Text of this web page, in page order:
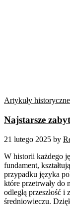
Artykuły historyczne
Najstarsze
21 lutego 2025 by
W historii każdego
fundament,
przypadku języka
które przetrwały do
odległą przeszłość
średniowieczu.